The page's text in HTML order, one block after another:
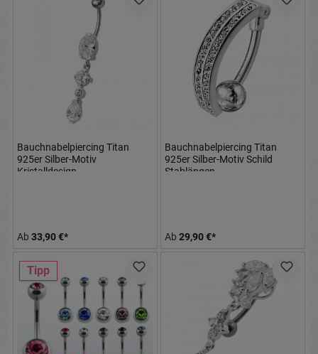
Bauchnabelpiercing Titan
925er Silber-Motiv
Kristalldesign
Ab 33,90 €*
Bauchnabelpiercing Titan
925er Silber-Motiv Schild
Stablängen
Ab 29,90 €*
Tipp